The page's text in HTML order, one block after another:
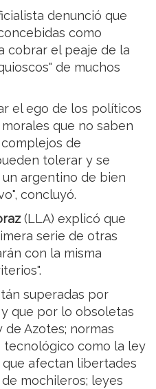
denunció que
como
cobrar el peaje de la
de muchos
el ego de los políticos
que no saben
de
tolerar y se
argentino de bien
concluyó.
(LLA) explicó que
serie de otras
con la misma
superadas por
que por lo obsoletas
Azotes; normas
como la ley
afectan libertades
mochileros; leyes